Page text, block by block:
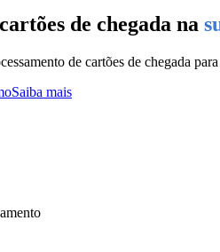
de chegada na
de cartões de chegada
Saiba mais